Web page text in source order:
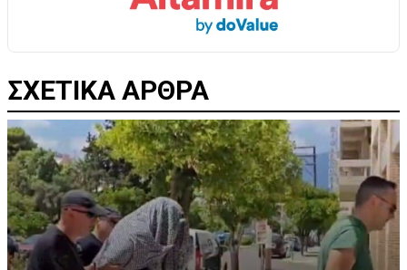
ΣΧΕΤΙΚΑ ΑΡΘΡΑ